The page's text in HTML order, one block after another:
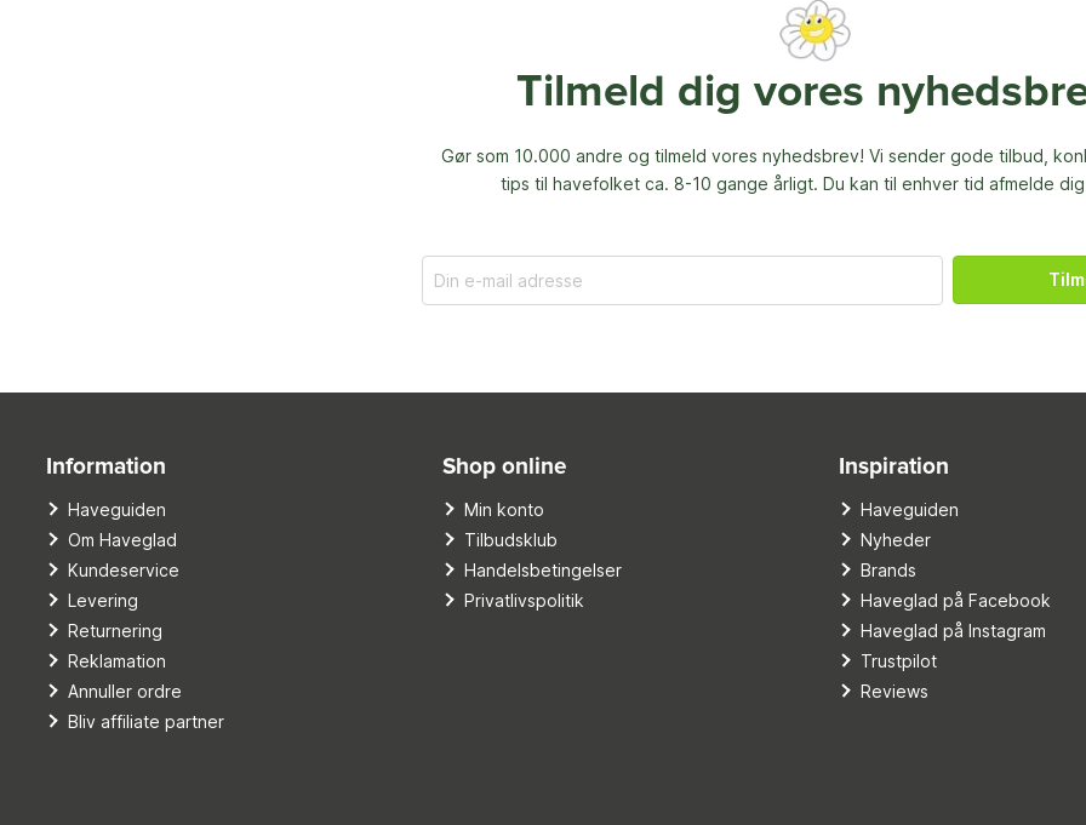
Tilmeld dig vores
Gør som 10.000 andre og tilmeld vores nyhedsbrev! Vi sender gode tilbud,
tips til havefolket ca. 8-10 gange årligt. Du kan til enhver tid afmelde
Information
Haveguiden
Om Haveglad
Kundeservice
Levering
Returnering
Reklamation
Annuller ordre
Bliv affiliate partner
Shop online
Min konto
Tilbudsklub
Handelsbetingelser
Privatlivspolitik
Inspiration
Haveguiden
Nyheder
Brands
Haveglad på Facebook
Haveglad på Instagram
Trustpilot
Reviews